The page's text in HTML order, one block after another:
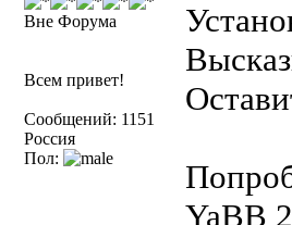
Вне Форума
Всем привет!
Сообщений: 1151
Россия
Пол:
YaBB